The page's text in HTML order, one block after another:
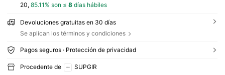
20, 85.11% son ≤ 8días hábiles
Devoluciones gratuitas en 30 días
Se aplican los términos y condiciones
Pagos seguros · Protección de privacidad
Procedente de
SUPGIR